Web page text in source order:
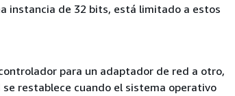
instancia de 32 bits, está limitado a estos
para un adaptador de red a otro,
restablece cuando el sistema operativo